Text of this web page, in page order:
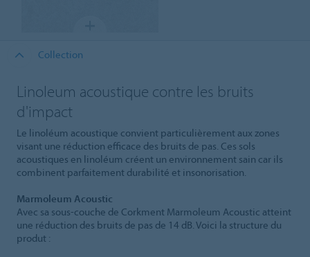
Collection
Linoleum acoustique contre les bruits
d'impact
Le linoléum acoustique convient particulièrement aux zones
visant une réduction efficace des bruits de pas. Ces sols
acoustiques en linoléum créent un environnement sain car ils
combinent parfaitement durabilité et insonorisation.
Marmoleum Acoustic
Avec sa sous-couche de Corkment Marmoleum Acoustic atteint
une réduction des bruits de pas de 14 dB. Voici la structure du
produt :